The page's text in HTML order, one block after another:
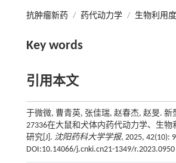
抗肿瘤新药 / 药代动力学 / 生物利用度
Key words
引用本文
于微微, 曹青英, 张佳瑞, 赵春杰, 赵旻. 新
27336在大鼠和犬体内药代动力学、生物
研究[J]. 沈阳药科大学学报, 2025, 42(10):
DOI:10.14066/j.cnki.cn21-1349/r.2023.0950